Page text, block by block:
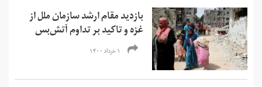
بازدید مقام ارشد سازمان ملل از
غزه و تاکید بر تداوم آتش‌بس
۱ خرداد ۱۴۰۰